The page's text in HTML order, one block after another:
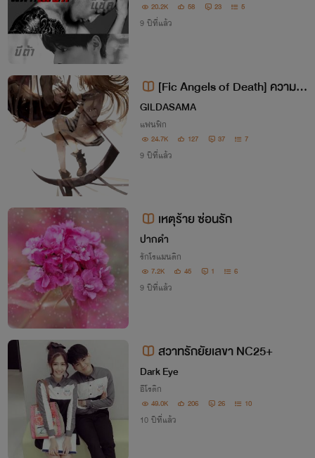
20.2K 58 23 5
9 ปีที่แล้ว
[Fic Angels of Death] ความรั
กที่แสนบิดเบี้ยว
GILDASAMA
แฟนฟิก
24.7K 127 37 7
9 ปีที่แล้ว
เหตุร้าย ซ่อนรัก
ปากดำ
รักโรแมนติก
7.2K 45 1 6
9 ปีที่แล้ว
สวาทรักยัยเลขา NC25+
Dark Eye
อีโรติก
49.0K 206 26 10
10 ปีที่แล้ว